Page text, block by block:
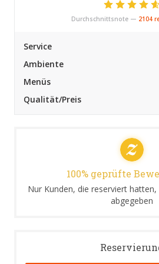
Durchschnittsnote — 2104
Service
Ambiente
Menüs
Qualität/Preis
100% geprüfte
Nur Kunden, die reserviert
abgegeben